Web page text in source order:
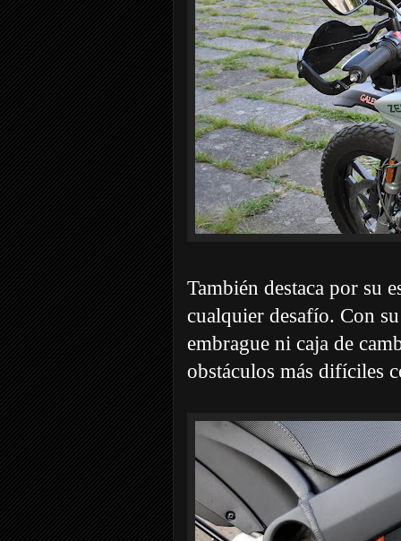
También destaca por su
cualquier desafío. Con
embrague ni caja de
obstáculos más difíciles